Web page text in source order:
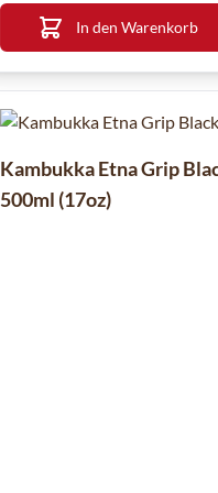
In den Warenkorb
Kambukka Etna Grip
500ml (17oz)